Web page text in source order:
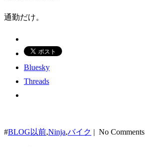
通勤だけ。
Bluesky
Threads
#BLOG以前,Ninja,バイク | No Comments